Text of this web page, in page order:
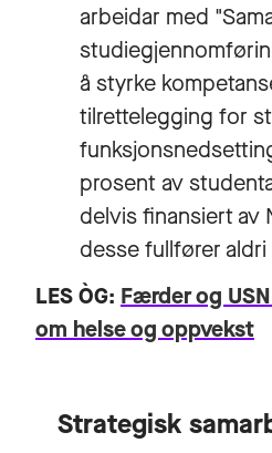
arbeidar med
å styrke
tilrettelegging for
prosent av
delvis finansiert av
desse fullfører
LES ÒG: Færder og
om helse og oppvekst
Strategisk